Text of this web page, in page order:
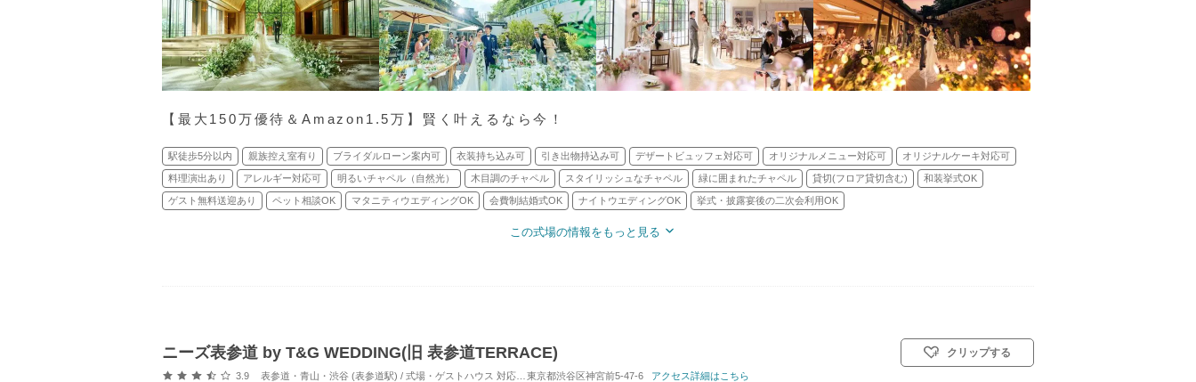
【最⼤150万優待＆Amazon1.5万】賢く叶えるなら今！
駅徒歩5分以内 親族控え室有り ブライダルローン案内可 衣装持ち込み可 引き出物持込み可 デザートビュッフェ対応可 オリジナルメニュー対応可 オリジナルケーキ対応可
料理演出あり アレルギー対応可 明るいチャペル（自然光） 木目調のチャペル スタイリッシュなチャペル 緑に囲まれたチャペル 貸切(フロア貸切含む) 和装挙式OK
ゲスト無料送迎あり ペット相談OK マタニティウエディングOK 会費制結婚式OK ナイトウエディングOK 挙式・披露宴後の二次会利用OK
この式場の情報をもっと見る
ニーズ表参道 by T&G WEDDING(旧 表参道TERRACE)
口コミ評価
3.9 表参道・青山・渋谷 (表参道駅) / 式場・ゲストハウス 対応人数: 着席：10名 ～ 122名 挙式スタイル: 教会式(キリスト教式)／神前式／人前式／仏前式／和装人前式
東京都渋谷区神宮前5-47-6 アクセス詳細はこちら
クリップする